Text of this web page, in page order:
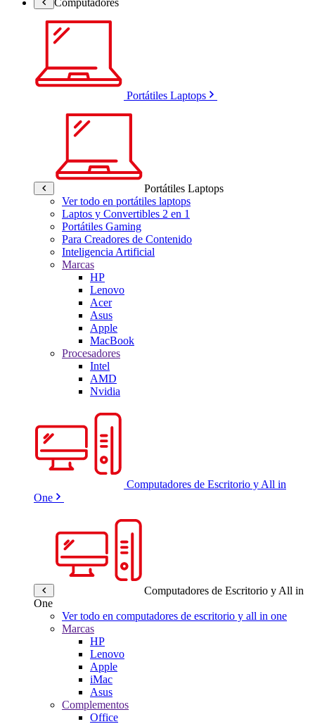
Portátiles Laptops
Portátiles Laptops
Ver todo en portátiles laptops
Laptos y Convertibles 2 en 1
Portátiles Gaming
Para Creadores de Contenido
Inteligencia Artificial
Marcas
HP
Lenovo
Acer
Asus
Apple
MacBook
Procesadores
Intel
AMD
Nvidia
Computadores de Escritorio y All in
One
Computadores de Escritorio y All in
One
Ver todo en computadores de escritorio y all in one
Marcas
HP
Lenovo
Apple
iMac
Asus
Complementos
Office